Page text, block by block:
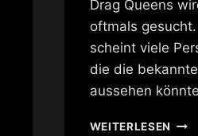
Drag Queens
oftmals
scheint viele
die die
aussehen
WEITERLESEN